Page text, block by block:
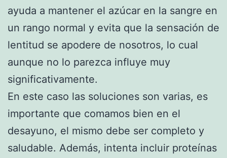
ayuda a mantener el azúcar en la sangre en
un rango normal y evita que la sensación de
lentitud se apodere de nosotros, lo cual
aunque no lo parezca influye muy
significativamente.
En este caso las soluciones son varias, es
importante que comamos bien en el
desayuno, el mismo debe ser completo y
saludable. Además, intenta incluir proteínas